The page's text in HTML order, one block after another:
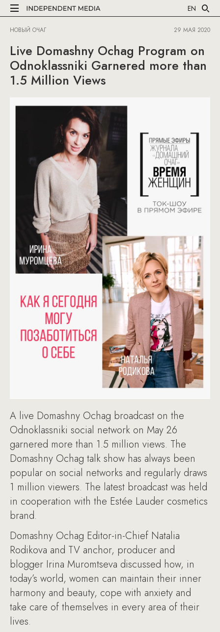
EN
НОВЫЙ ОЧАГ 29 МАЯ 2020
Live Domashny Ochag Program on
Odnoklassniki Garnered more than
1.5 Million Views
A live Domashny Ochag broadcast on the
Odnoklassniki social network on May 26
garnered more than 1.5 million views. The
Domashny Ochag talk show has always been
popular on social networks and regularly draws
1 million viewers. The latest broadcast was held
in cooperation with the Estée Lauder cosmetics
brand.
Domashny Ochag Editor-in-Chief Natalia
Rodikova and TV anchor, producer and
blogger Irina Muromtseva discussed how, in
today’s world, women can maintain their inner
harmony and beauty, cope with anxiety and
take care of themselves in every area of their
lives.